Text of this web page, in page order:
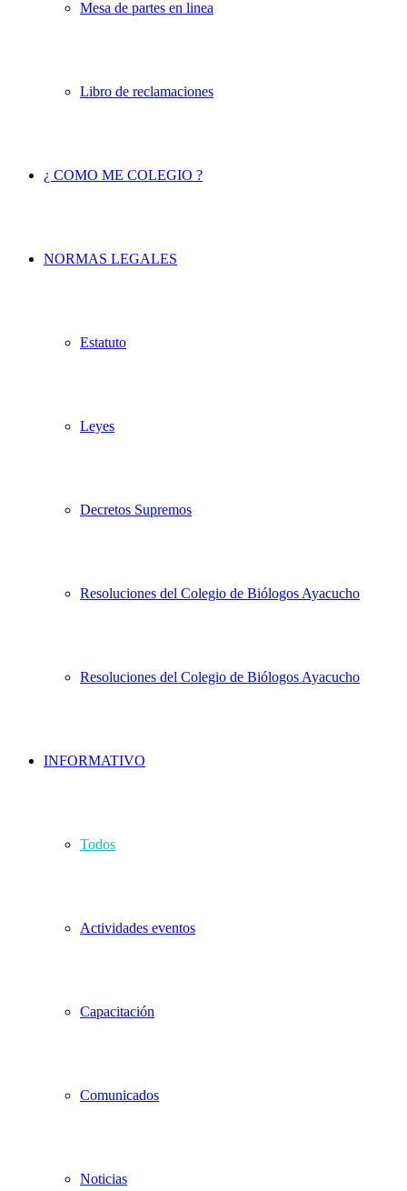
Mesa de partes en linea
Libro de reclamaciones
¿ COMO ME COLEGIO ?
NORMAS LEGALES
Estatuto
Leyes
Decretos Supremos
Resoluciones del Colegio de Biólogos Ayacucho
Resoluciones del Colegio de Biólogos Ayacucho
INFORMATIVO
Todos
Actividades eventos
Capacitación
Comunicados
Noticias